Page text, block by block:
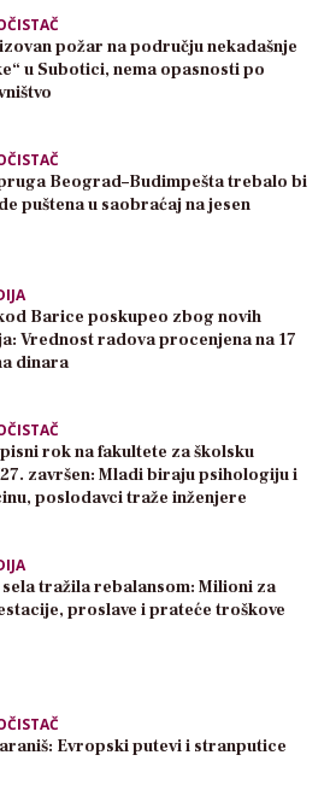
požar na području nekadašnje
u Subotici, nema opasnosti po
Beograd–Budimpešta trebalo bi
puštena u saobraćaj na jesen
Barice poskupeo zbog novih
Vrednost radova procenjena na 17
dinara
rok na fakultete za školsku
završen: Mladi biraju psihologiju i
poslodavci traže inženjere
sela tražila rebalansom: Milioni za
proslave i prateće troškove
Evropski putevi i stranputice